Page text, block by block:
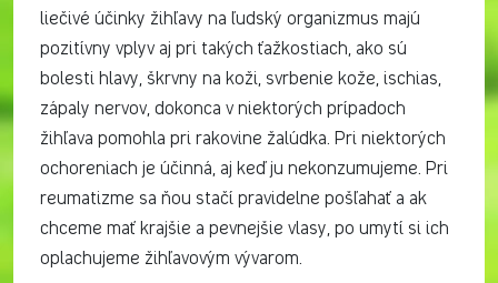
liečivé účinky žihľavy na ľudský organizmus majú
pozitívny vplyv aj pri takých ťažkostiach, ako sú
bolesti hlavy, škrvny na koži, svrbenie kože, ischias,
zápaly nervov, dokonca v niektorých prípadoch
žihľava pomohla pri rakovine žalúdka. Pri niektorých
ochoreniach je účinná, aj keď ju nekonzumujeme. Pri
reumatizme sa ňou stačí pravidelne pošľahať a ak
chceme mať krajšie a pevnejšie vlasy, po umytí si ich
oplachujeme žihľavovým vývarom.